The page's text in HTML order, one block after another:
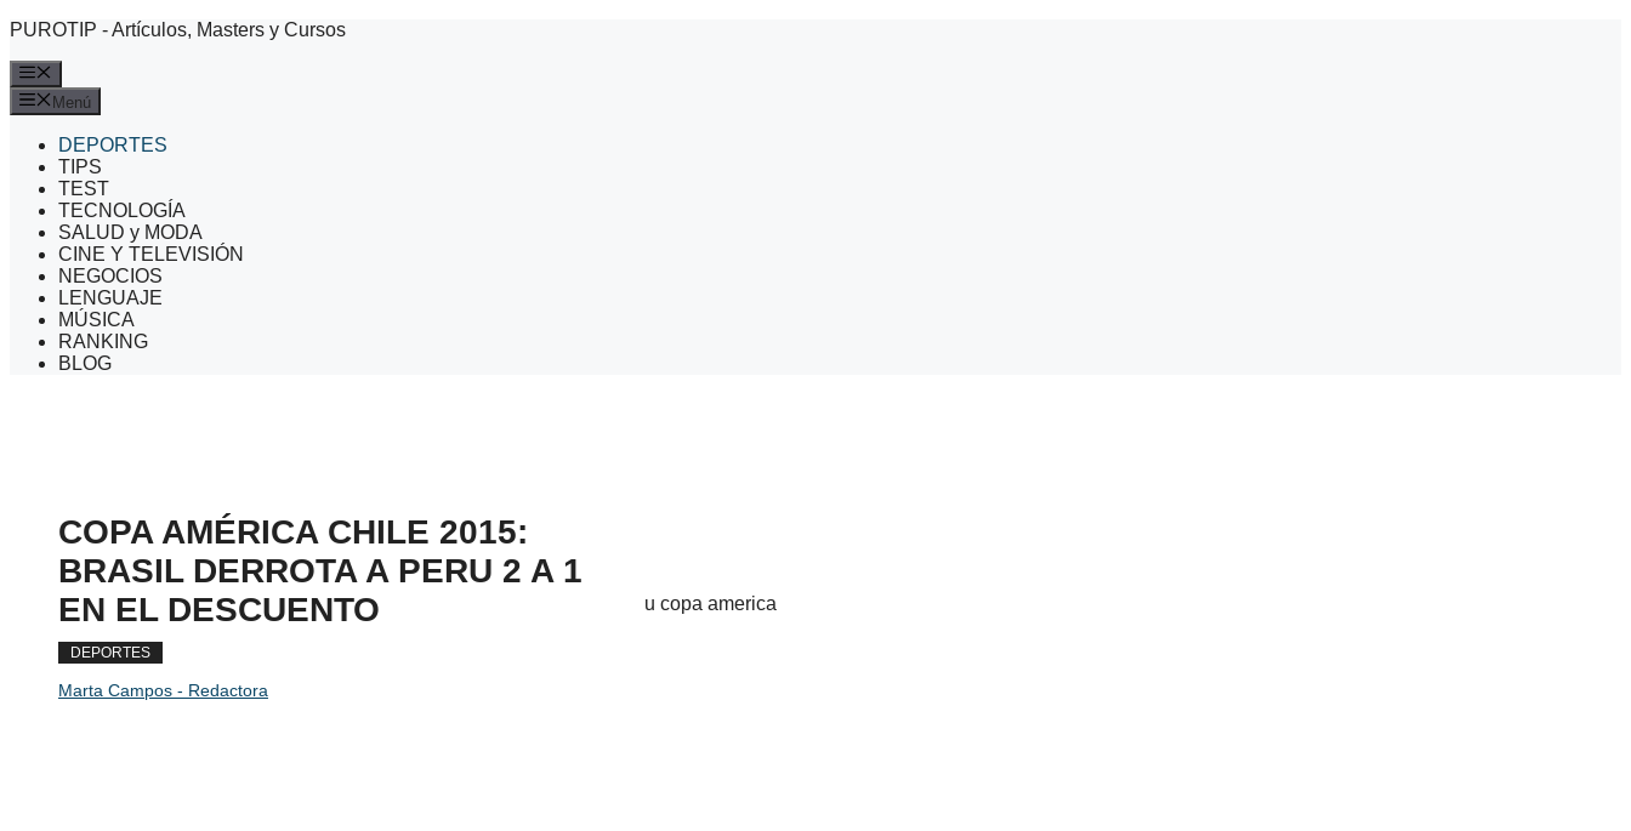
Saltar
contenido
PUROTIP - Artículos, Masters y Cursos
Menú
DEPORTES
TIPS
TEST
TECNOLOGÍA
SALUD y MODA
CINE Y TELEVISIÓN
NEGOCIOS
LENGUAJE
MÚSICA
RANKING
BLOG
COPA AMÉRICA CHILE 2015:
BRASIL DERROTA A PERU 2 A 1
EN EL DESCUENTO
DEPORTES
Marta Campos - Redactora